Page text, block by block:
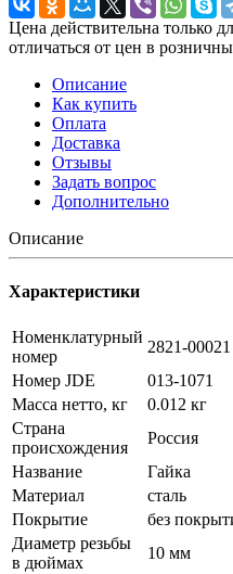
Цена действительна только
отличаться от цен в
Описание
Как купить
Оплата
Доставка
Отзывы
Задать вопрос
Дополнительно
Описание
Характеристики
Номенклатурный
номер
2821-00021
Номер JDE
013-1071
Масса нетто, кг
0.012 кг
Страна
происхождения
Россия
Название
Гайка
Материал
сталь
Покрытие
без
Диаметр резьбы
в дюймах
10 мм